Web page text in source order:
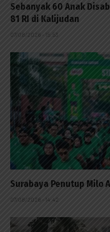
Sebanyak 60 Anak
81 RI di Kalijudan
07/08/2026 - 15:53
Surabaya Penutup Milo
07/08/2026 - 14:42